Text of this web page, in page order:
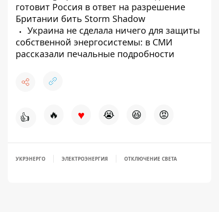
готовит Россия в ответ на разрешение
Британии бить Storm Shadow
Украина не сделала ничего для защиты
собственной энергосистемы: в СМИ
рассказали печальные подробности
👍 🔥 ♥ 😭 😆 😡
УКРЭНЕРГО ЭЛЕКТРОЭНЕРГИЯ ОТКЛЮЧЕНИЕ СВЕТА